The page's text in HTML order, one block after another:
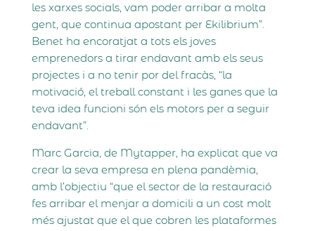
les xarxes socials, vam poder arribar a molta
gent, que continua apostant per Ekilibrium”.
Benet ha encoratjat a tots els joves
emprenedors a tirar endavant amb els seus
projectes i a no tenir por del fracàs, “la
motivació, el treball constant i les ganes que la
teva idea funcioni són els motors per a seguir
endavant”.
Marc Garcia, de Mytapper, ha explicat que va
crear la seva empresa en plena pandèmia,
amb l’objectiu “que el sector de la restauració
fes arribar el menjar a domicili a un cost molt
més ajustat que el que cobren les plataformes